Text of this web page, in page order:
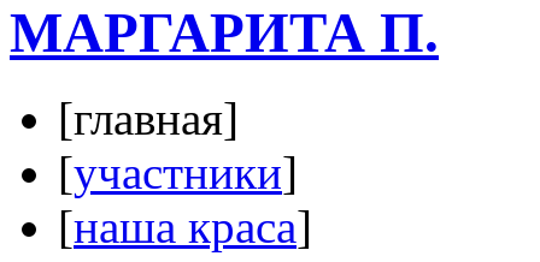
МАРГАРИТА П.
[главная]
[участники]
[наша краса]